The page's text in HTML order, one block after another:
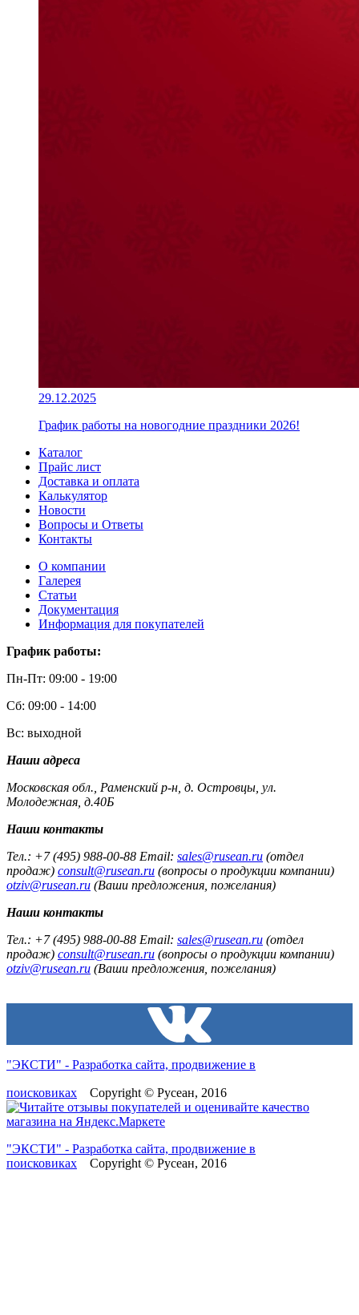
29.12.2025
График работы на новогодние праздники 2026!
Каталог
Прайс лист
Доставка и оплата
Калькулятор
Новости
Вопросы и Ответы
Контакты
О компании
Галерея
Статьи
Документация
Информация для покупателей
График работы:
Пн-Пт: 09:00 - 19:00
Сб: 09:00 - 14:00
Вс: выходной
Наши адреса
Московская обл., Раменский р-н, д. Островцы, ул.
Молодежная, д.40Б
Наши контакты
Тел.: +7 (495) 988-00-88 Email: sales@rusean.ru (отдел
продаж) consult@rusean.ru (вопросы о продукции компании)
otziv@rusean.ru (Ваши предложения, пожелания)
Наши контакты
Тел.: +7 (495) 988-00-88 Email: sales@rusean.ru (отдел
продаж) consult@rusean.ru (вопросы о продукции компании)
otziv@rusean.ru (Ваши предложения, пожелания)
"ЭКСТИ" - Разработка сайта, продвижение в
поисковиках Copyright © Русеан, 2016
"ЭКСТИ" - Разработка сайта, продвижение в
поисковиках Copyright © Русеан, 2016